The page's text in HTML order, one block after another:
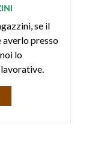
se il
averlo presso
lo